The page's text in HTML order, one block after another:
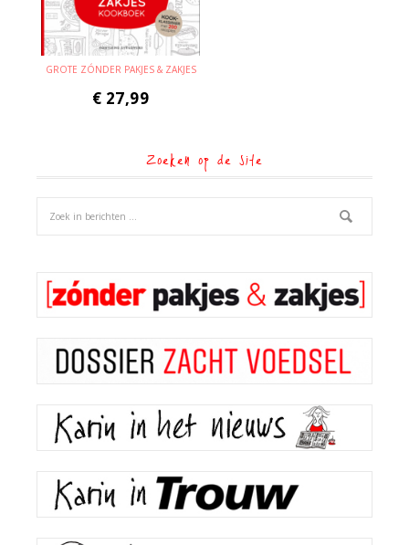
GROTE ZÓNDER PAKJES & ZAKJES
€ 27,99
Zoeken op de site